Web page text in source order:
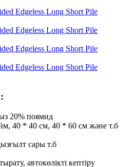
20% поямид
40 * 40 см, 40 * 60 см және т.б
сары т.б
автокөлікті кептіру